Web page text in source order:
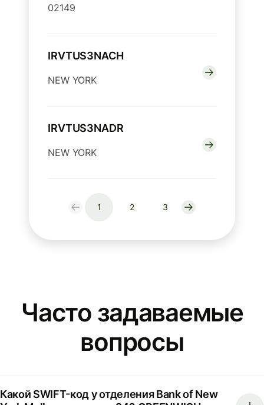
02149
IRVTUS3NACH
NEW YORK
IRVTUS3NADR
NEW YORK
1 2 3
Часто задаваемые
вопросы
Какой SWIFT-код у отделения Bank of New